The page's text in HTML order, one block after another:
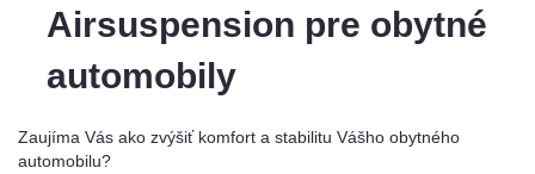
Airsuspension pre obytné
automobily
Zaujíma Vás ako zvýšiť komfort a stabilitu Vášho obytného
automobilu?